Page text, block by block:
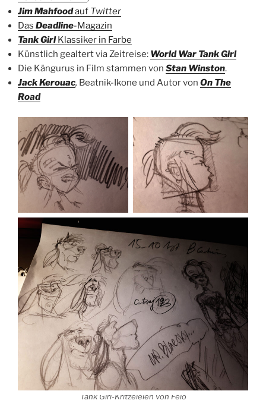
Jim Mahfoodauf Twitter
Das Deadline-Magazin
Tank GirlKlassiker in Farbe
Künstlich gealtert via Zeitreise: World War Tank Girl
Die Kängurus in Film stammen von Stan Winston.
Jack Kerouac, Beatnik-Ikone und Autor von On The
Road
Tank Girl-Kritzeleien von Felo